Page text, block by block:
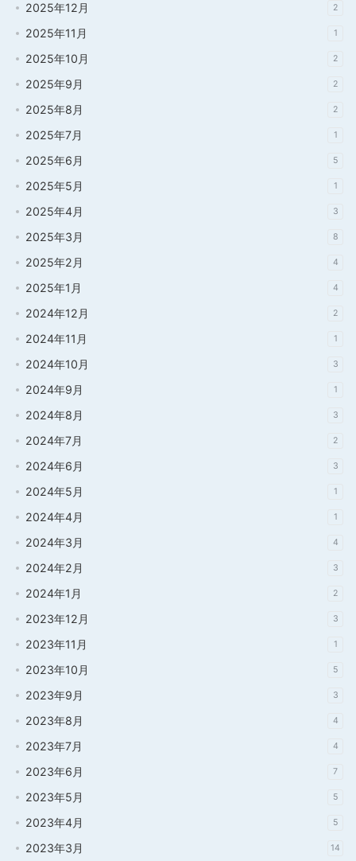
2025年12月 2
2025年11月 1
2025年10月 2
2025年9月 2
2025年8月 2
2025年7月 1
2025年6月 5
2025年5月 1
2025年4月 3
2025年3月 8
2025年2月 4
2025年1月 4
2024年12月 2
2024年11月 1
2024年10月 3
2024年9月 1
2024年8月 3
2024年7月 2
2024年6月 3
2024年5月 1
2024年4月 1
2024年3月 4
2024年2月 3
2024年1月 2
2023年12月 3
2023年11月 1
2023年10月 5
2023年9月 3
2023年8月 4
2023年7月 4
2023年6月 7
2023年5月 5
2023年4月 5
2023年3月 14